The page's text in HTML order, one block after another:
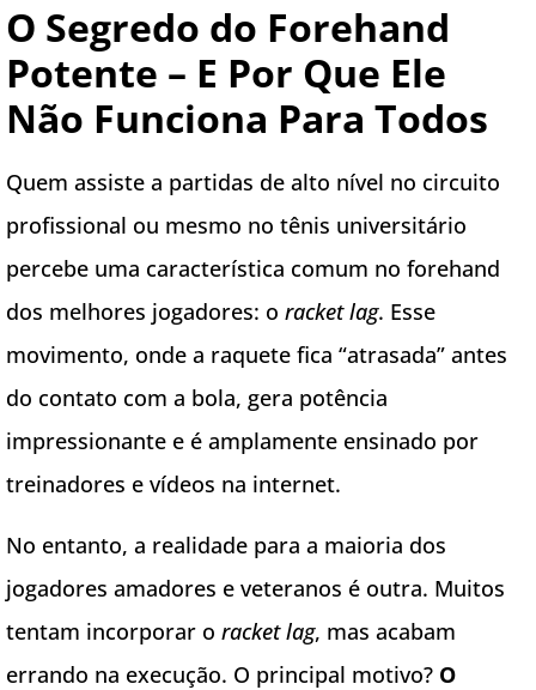
O Segredo do Forehand
Potente – E Por Que Ele
Não Funciona Para Todos
Quem assiste a partidas de alto nível no circuito
profissional ou mesmo no tênis universitário
percebe uma característica comum no forehand
dos melhores jogadores: o racket lag. Esse
movimento, onde a raquete fica “atrasada” antes
do contato com a bola, gera potência
impressionante e é amplamente ensinado por
treinadores e vídeos na internet.
No entanto, a realidade para a maioria dos
jogadores amadores e veteranos é outra. Muitos
tentam incorporar o racket lag, mas acabam
errando na execução. O principal motivo? O